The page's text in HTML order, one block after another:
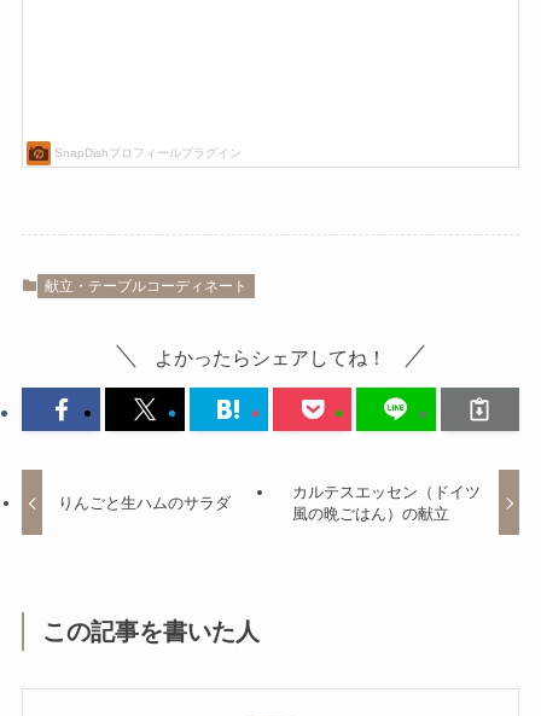
献立・テーブルコーディネート
よかったらシェアしてね！
りんごと生ハムのサラダ
カルテスエッセン（ドイツ
風の晩ごはん）の献立
この記事を書いた人